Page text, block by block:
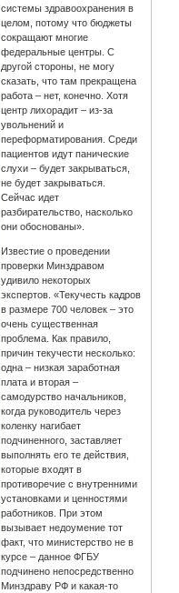
системы здравоохранения в
целом, потому что бюджеты
сокращают многие
федеральные центры. С
другой стороны, не могу
сказать, что там прекращена
работа – нет, конечно. Хотя
центр лихорадит – из-за
увольнений и
переформатирования. Среди
пациентов идут панические
слухи – будет закрываться,
не будет закрываться.
Сейчас идет
разбирательство, насколько
они обоснованы».
Известие о проведении
проверки Минздравом
удивило некоторых
экспертов. «Текучесть кадров
в размере 700 человек – это
очень существенная
проблема. Как правило,
причин текучести несколько:
одна – низкая заработная
плата и вторая –
самодурство начальников,
когда руководитель через
коленку нагибает
подчиненного, заставляет
выполнять его те действия,
которые входят в
противоречие с внутренними
установками и ценностями
работников. При этом
вызывает недоумение тот
факт, что министерство не в
курсе – данное ФГБУ
подчинено непосредственно
Минздраву РФ и какая-то